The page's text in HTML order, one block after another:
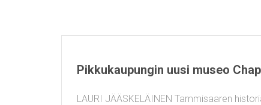
Pikkukaupungin uusi museo
LAURI JÄÄSKELÄINEN Tammisaaren